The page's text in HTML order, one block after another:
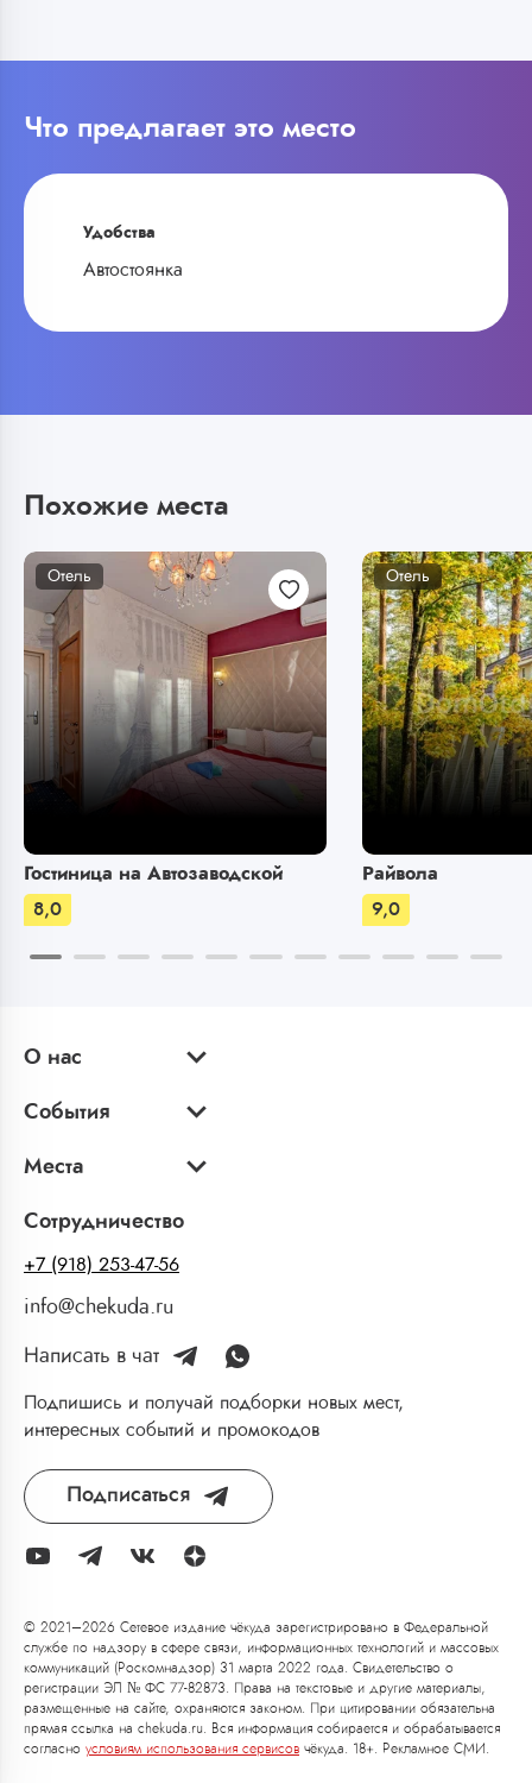
Что предлагает это место
Удобства
Автостоянка
Похожие места
Отель
Гостиница на Автозаводской
8,0
Отель
Райвола
9,0
О нас
События
Места
Сотрудничество
+7 (918) 253-47-56
info@chekuda.ru
Написать в чат
Подпишись и получай подборки новых мест,
интересных событий и промокодов
Подписаться
© 2021–2026 Сетевое издание чёкуда зарегистрировано в Федеральной
службе по надзору в сфере связи, информационных технологий и массовых
коммуникаций (Роскомнадзор) 31 марта 2022 года. Свидетельство о
регистрации ЭЛ № ФС 77-82873. Права на текстовые и другие материалы,
размещенные на сайте, охраняются законом. При цитировании обязательна
прямая ссылка на chekuda.ru. Вся информация собирается и обрабатывается
согласно условиям использования сервисов чёкуда. 18+. Рекламное СМИ.